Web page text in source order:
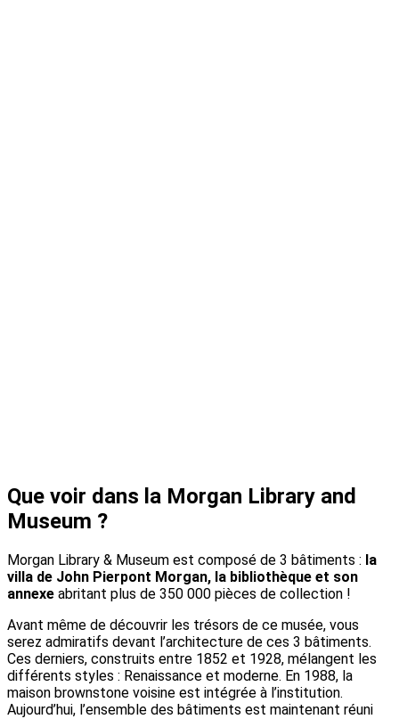
Que voir dans la Morgan Library and
Museum ?
Morgan Library & Museum est composé de 3 bâtiments : la
villa de John Pierpont Morgan, la bibliothèque et son
annexe abritant plus de 350 000 pièces de collection !
Avant même de découvrir les trésors de ce musée, vous
serez admiratifs devant l’architecture de ces 3 bâtiments.
Ces derniers, construits entre 1852 et 1928, mélangent les
différents styles : Renaissance et moderne. En 1988, la
maison brownstone voisine est intégrée à l’institution.
Aujourd’hui, l’ensemble des bâtiments est maintenant réuni